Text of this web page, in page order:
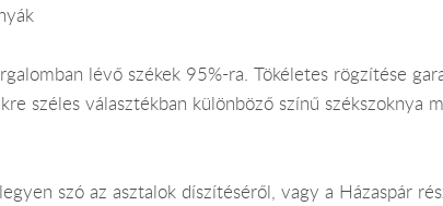
lévő székek 95%-ra. Tökéletes rögzítése
széles választékban különböző színű székszoknya
szó az asztalok díszítéséről, vagy a Házaspár